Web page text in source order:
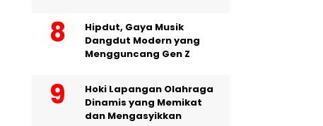
Hipdut, Gaya Musik
Dangdut Modern yang
Mengguncang Gen Z
Hoki Lapangan Olahraga
Dinamis yang Memikat
dan Mengasyikkan